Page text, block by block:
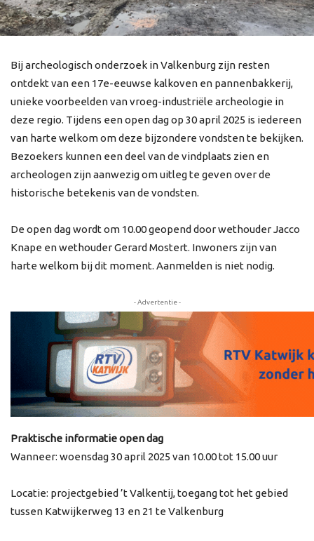
Bij archeologisch onderzoek in Valkenburg zijn resten
ontdekt van een 17e-eeuwse kalkoven en pannenbakkerij,
unieke voorbeelden van vroeg-industriële archeologie in
deze regio. Tijdens een open dag op 30 april 2025 is iedereen
van harte welkom om deze bijzondere vondsten te bekijken.
Bezoekers kunnen een deel van de vindplaats zien en
archeologen zijn aanwezig om uitleg te geven over de
historische betekenis van de vondsten.
De open dag wordt om 10.00 geopend door wethouder Jacco
Knape en wethouder Gerard Mostert. Inwoners zijn van
harte welkom bij dit moment. Aanmelden is niet nodig.
- Advertentie -
Praktische informatie open dag
Wanneer: woensdag 30 april 2025 van 10.00 tot 15.00 uur
Locatie: projectgebied ’t Valkentij, toegang tot het gebied
tussen Katwijkerweg 13 en 21 te Valkenburg